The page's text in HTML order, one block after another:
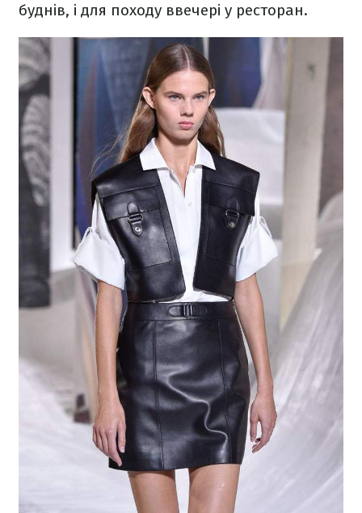
буднів, і для походу ввечері у ресторан.